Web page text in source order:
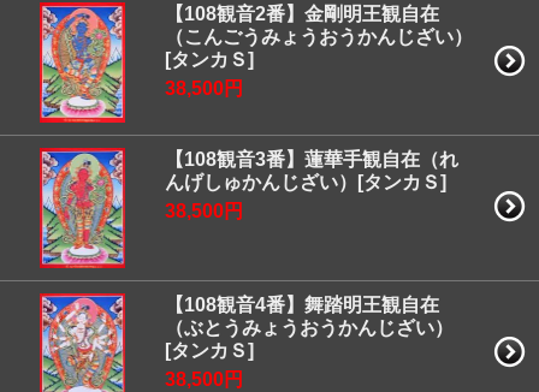
【108観音2番】金剛明王観自在
（こんごうみょうおうかんじざい）
[タンカＳ]
38,500円
【108観音3番】蓮華手観自在（れ
んげしゅかんじざい）[タンカＳ]
38,500円
【108観音4番】舞踏明王観自在
（ぶとうみょうおうかんじざい）
[タンカＳ]
38,500円